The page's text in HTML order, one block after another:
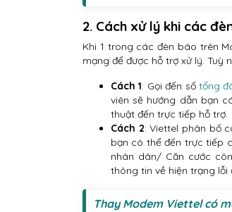
2. Cách xử lý khi các
Khi 1 trong các đèn báo trên
mạng để được hỗ trợ xử lý. Tuỳ
Cách 1: Gọi đến sốtổng
viên sẽ hướng dẫn bạn
thuật đến trực tiếp hỗ trợ.
Cách 2: Viettel phân bố
bạn có thể đến trực tiếp
nhân dân/ Căn cước
thông tin về hiện trạng lỗi
Thay Modem Viettel có